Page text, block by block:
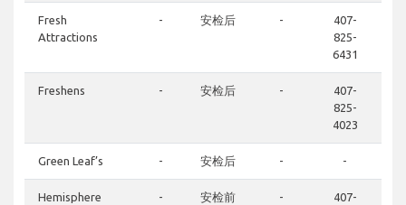
Fresh
Attractions
- 安检后 -
407-
825-
6431
Freshens - 安检后 -
407-
825-
4023
Green Leaf’s - 安检后 - -
Hemisphere - 安检前 -
407-